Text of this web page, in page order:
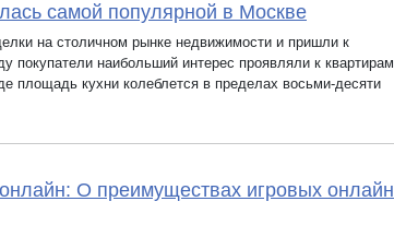
самой популярной в Москве
на столичном рынке недвижимости и пришли к
покупатели наибольший интерес проявляли к квартирам
площадь кухни колеблется в пределах восьми-десяти
О преимуществах игровых онлайн